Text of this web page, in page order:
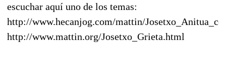
escuchar aquí uno de los temas:
http://www.hecanjog.com/mattin/
http://www.mattin.org/Josetxo_Grieta.html